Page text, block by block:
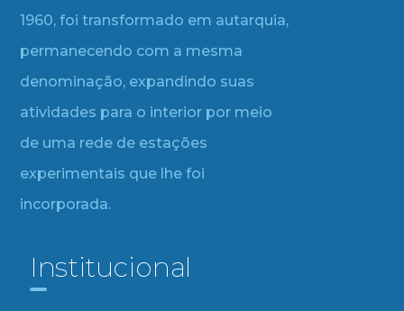
1960, foi transformado em autarquia,
permanecendo com a mesma
denominação, expandindo suas
atividades para o interior por meio
de uma rede de estações
experimentais que lhe foi
incorporada.
Institucional